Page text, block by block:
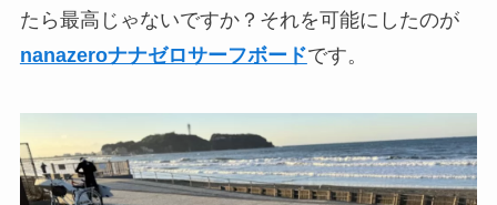
たら最高じゃないですか？それを可能にしたのが
nanazeroナナゼロサーフボードです。